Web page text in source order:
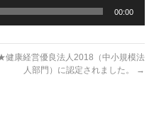
00:00
健康経営優良法人2018（中小規模法
人部門）に認定されました。
→